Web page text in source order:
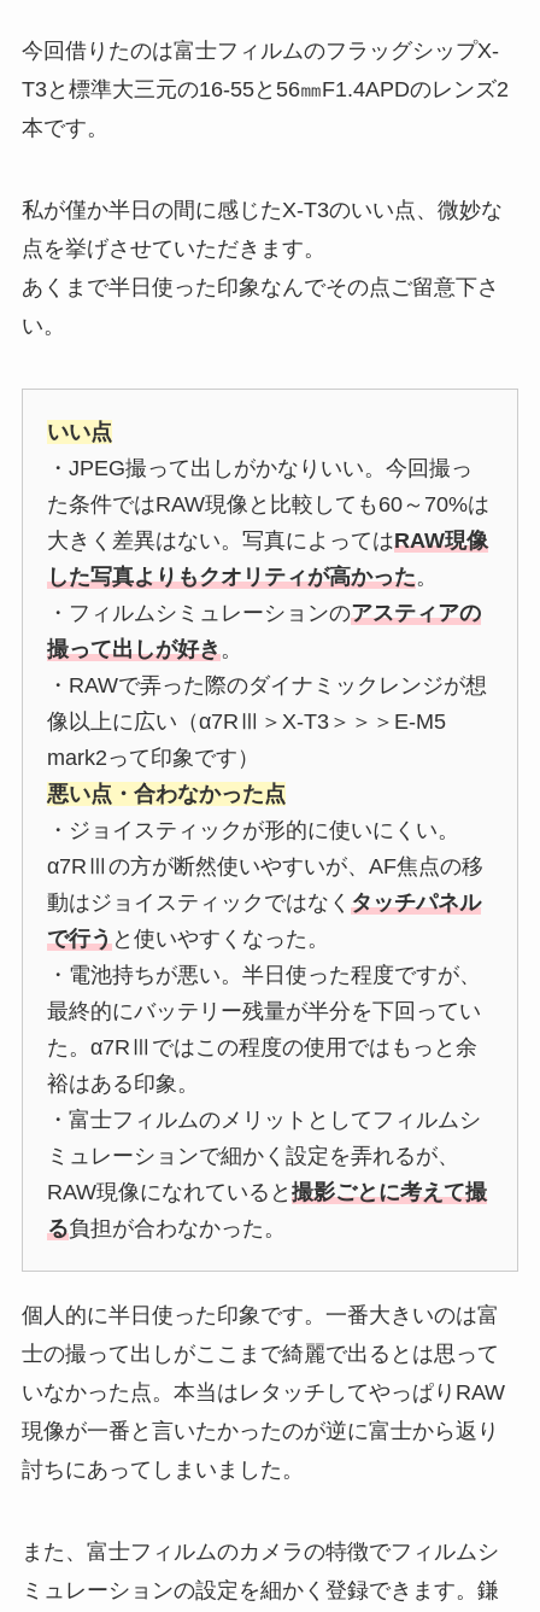
今回借りたのは富士フィルムのフラッグシップX-
T3と標準大三元の16-55と56㎜F1.4APDのレンズ2
本です。
私が僅か半日の間に感じたX-T3のいい点、微妙な
点を挙げさせていただきます。
あくまで半日使った印象なんでその点ご留意下さ
い。
いい点
・JPEG撮って出しがかなりいい。今回撮っ
た条件ではRAW現像と比較しても60～70%は
大きく差異はない。写真によってはRAW現像
した写真よりもクオリティが高かった。
・フィルムシミュレーションのアスティアの
撮って出しが好き。
・RAWで弄った際のダイナミックレンジが想
像以上に広い（α7RⅢ＞X-T3＞＞＞E-M5
mark2って印象です）
悪い点・合わなかった点
・ジョイスティックが形的に使いにくい。
α7RⅢの方が断然使いやすいが、AF焦点の移
動はジョイスティックではなく タッチパネル
で行うと使いやすくなった。
・電池持ちが悪い。半日使った程度ですが、
最終的にバッテリー残量が半分を下回ってい
た。α7RⅢではこの程度の使用ではもっと余
裕はある印象。
・富士フィルムのメリットとしてフィルムシ
ミュレーションで細かく設定を弄れるが、
RAW現像になれていると 撮影ごとに考えて撮
る負担が合わなかった。
個人的に半日使った印象です。一番大きいのは富
士の撮って出しがここまで綺麗で出るとは思って
いなかった点。本当はレタッチしてやっぱりRAW
現像が一番と言いたかったのが逆に富士から返り
討ちにあってしまいました。
また、富士フィルムのカメラの特徴でフィルムシ
ミュレーションの設定を細かく登録できます。鎌